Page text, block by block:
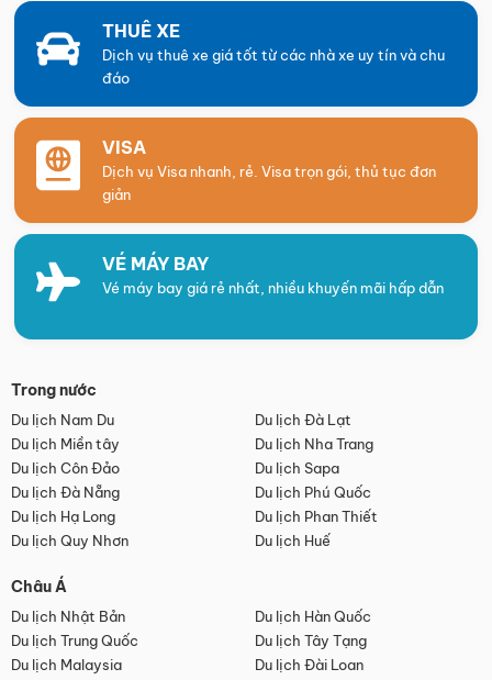
THUÊ XE
Dịch vụ thuê xe giá tốt từ các nhà xe uy tín và chu
đáo
VISA
Dịch vụ Visa nhanh, rẻ. Visa trọn gói, thủ tục đơn
giản
VÉ MÁY BAY
Vé máy bay giá rẻ nhất, nhiều khuyến mãi hấp dẫn
Trong nước
Du lịch Nam Du
Du lịch Đà Lạt
Du lịch Miền tây
Du lịch Nha Trang
Du lịch Côn Đảo
Du lịch Sapa
Du lịch Đà Nẵng
Du lịch Phú Quốc
Du lịch Hạ Long
Du lịch Phan Thiết
Du lịch Quy Nhơn
Du lịch Huế
Châu Á
Du lịch Nhật Bản
Du lịch Hàn Quốc
Du lịch Trung Quốc
Du lịch Tây Tạng
Du lịch Malaysia
Du lịch Đài Loan